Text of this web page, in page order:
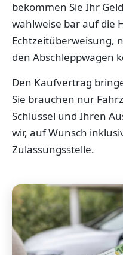
bekommen Sie Ihr
wahlweise bar auf die
Echtzeitüberweisung,
den Abschleppwagen
Den Kaufvertrag
Sie brauchen nur
Schlüssel und Ihren
wir, auf Wunsch
Zulassungsstelle.